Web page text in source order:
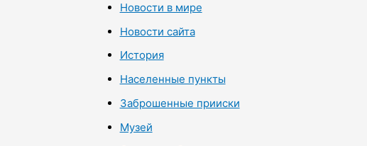
Новости в мире
Новости сайта
История
Населенные пункты
Заброшенные прииски
Музей